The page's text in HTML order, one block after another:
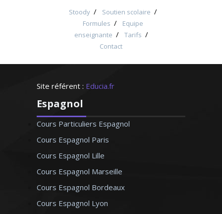
Stoody / Soutien scolaire /
Formules /
Equipe
enseignante / Tarifs /
Contact
Site référent : Educia.fr
Espagnol
Cours Particuliers Espagnol
Cours Espagnol Paris
Cours Espagnol Lille
Cours Espagnol Marseille
Cours Espagnol Bordeaux
Cours Espagnol Lyon